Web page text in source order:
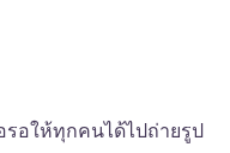
รอให้ทุกคนได้ไปถ่ายรูป